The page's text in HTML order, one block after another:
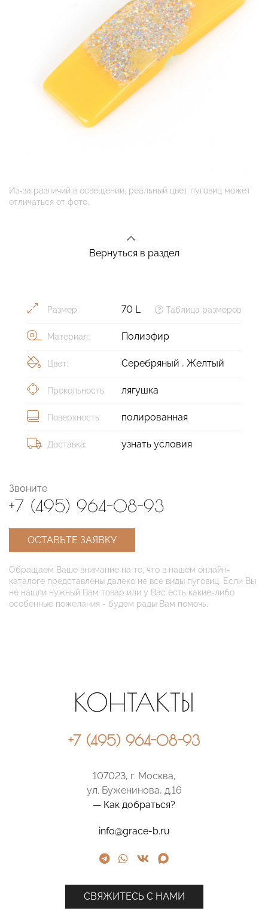
Из-за различий в освещении, реальный цвет пуговиц может
отличаться от фото.
Вернуться в раздел
Размер: 70 L Таблица размеров
Материал: Полиэфир
Цвет: Серебряный , Желтый
Прокольность: лягушка
Поверхность: полированная
Доставка: узнать условия
Звоните
+7 (495) 964-08-93
ОСТАВЬТЕ ЗАЯВКУ
Обращаем Ваше внимание на то, что в нашем онлайн-
каталоге представлены далеко не все виды пуговиц. Если Вы
не нашли нужный Вам товар или у Вас есть какие-либо
особенные пожелания - будем рады Вам помочь.
КОНТАКТЫ
+7 (495) 964-08-93
107023, г. Москва,
ул. Буженинова, д.16
— Как добраться?
info@grace-b.ru
СВЯЖИТЕСЬ С НАМИ